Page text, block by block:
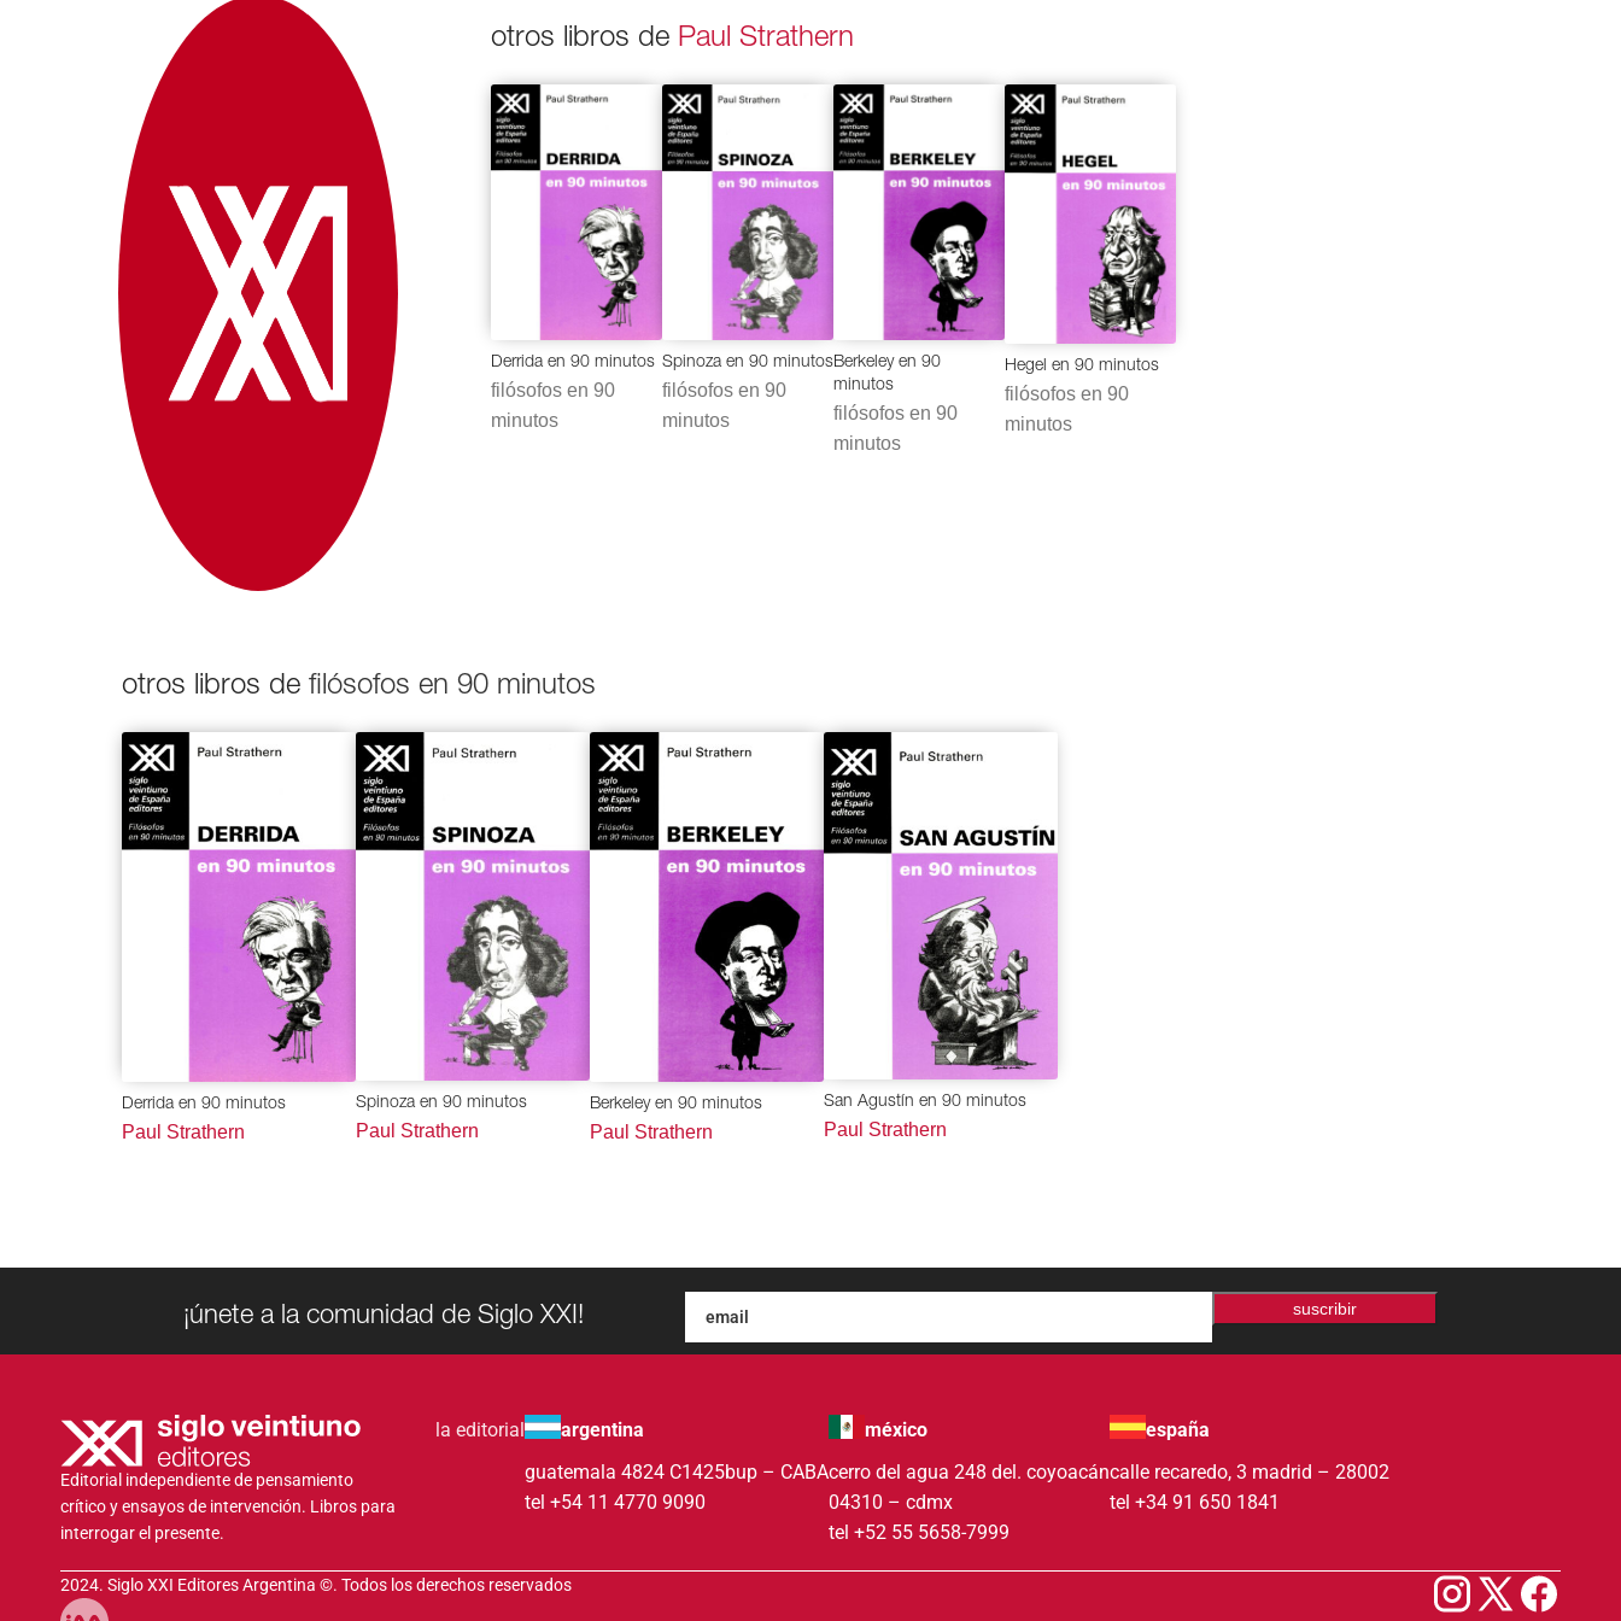
otros libros de Paul Strathern
Derrida en 90 minutos
filósofos en 90
minutos
Spinoza en 90 minutos
filósofos en 90
minutos
Berkeley en 90
minutos
filósofos en 90
minutos
Hegel en 90 minutos
filósofos en 90
minutos
otros libros defilósofos en 90 minutos
Derrida en 90 minutos
Paul Strathern
Spinoza en 90 minutos
Paul Strathern
Berkeley en 90 minutos
Paul Strathern
San Agustín en 90 minutos
Paul Strathern
¡únete a la comunidad de Siglo XXI! suscribir
Editorial independiente de pensamiento
crítico y ensayos de intervención. Libros para
interrogar el presente.
la editorial
argentina
guatemala 4824 C1425bup – CABA
tel +54 11 4770 9090
méxico
cerro del agua 248 del. coyoacán
04310 – cdmx
tel +52 55 5658-7999
españa
calle recaredo, 3 madrid – 28002
tel +34 91 650 1841
2024. Siglo XXI Editores Argentina ©️. Todos los derechos reservados